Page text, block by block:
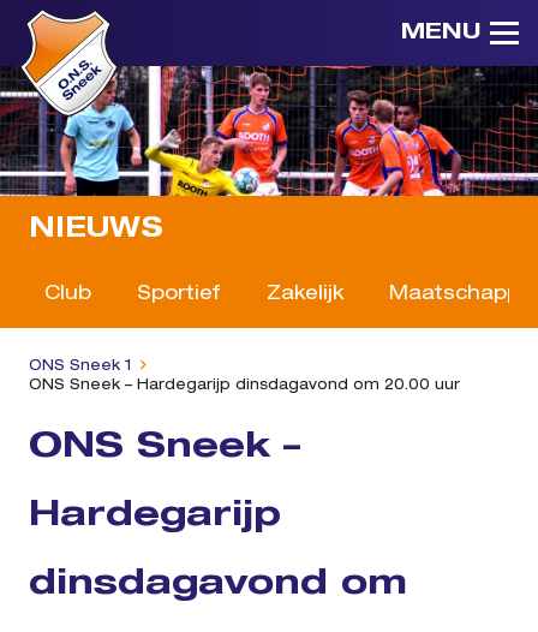
MENU
NIEUWS
Club Sportief Zakelijk
ONS Sneek 1
ONS Sneek – Hardegarijp dinsdagavond om 20.00 uur
ONS Sneek –
Hardegarijp
dinsdagavond om